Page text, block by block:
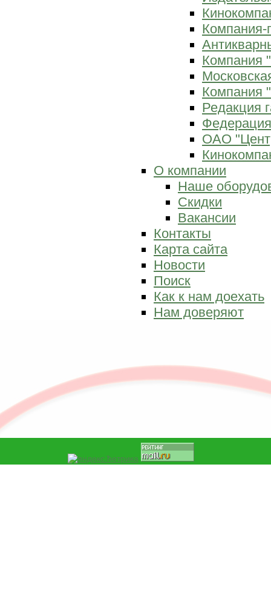
Компания-
Компания
Компания
Редакция
ОАО
О компании
Наше
Скидки
Вакансии
Контакты
Карта сайта
Новости
Поиск
Как к нам доехать
Нам доверяют